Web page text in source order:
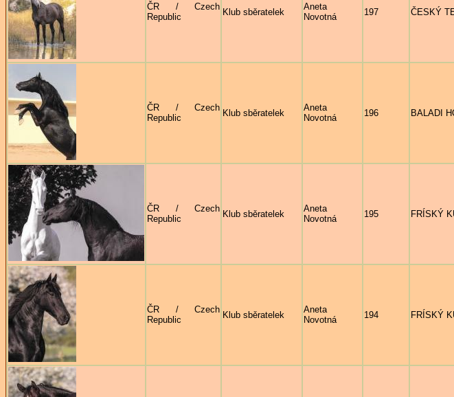
ČR / Czech
Republic
Klub sběratelek
Aneta
Novotná
197 ČESKÝ
ČR / Czech
Republic
Klub sběratelek
Aneta
Novotná
196 BALADI
ČR / Czech
Republic
Klub sběratelek
Aneta
Novotná
195 FRÍSKÝ
ČR / Czech
Republic
Klub sběratelek
Aneta
Novotná
194 FRÍSKÝ